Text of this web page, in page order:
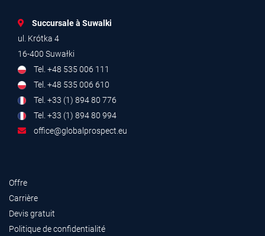
Succursale à Suwalki
ul. Krótka 4
16-400 Suwałki
Tel. +48 535 006 111
Tel. +48 535 006 610
Tel. +33 (1) 894 80 776
Tel. +33 (1) 894 80 994
office@globalprospect.eu
Offre
Carrière
Devis gratuit
Politique de confidentialité